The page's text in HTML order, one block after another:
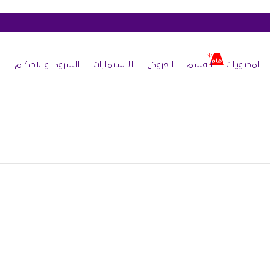
المحتويات القسم العروض الاستمارات الشروط والاحكام